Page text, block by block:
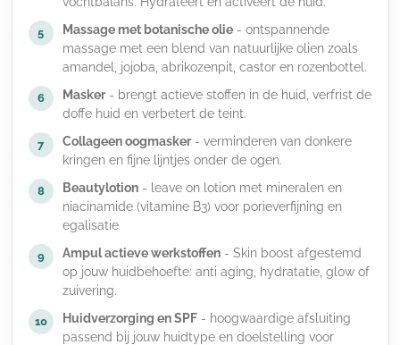
5 Massage met botanische olie- ontspannende
massage met een blend van natuurlijke olien zoals
amandel, jojoba, abrikozenpit, castor en rozenbottel.
6 Masker- brengt actieve stoffen in de huid, verfrist de
doffe huid en verbetert de teint.
7 Collageen oogmasker- verminderen van donkere
kringen en fijne lijntjes onder de ogen.
8 Beautylotion- leave on lotion met mineralen en
niacinamide (vitamine B3) voor porieverfijning en
egalisatie
9 Ampul actieve werkstoffen- Skin boost afgestemd
op jouw huidbehoefte: anti aging, hydratatie, glow of
zuivering.
10 Huidverzorging en SPF- hoogwaardige afsluiting
passend bij jouw huidtype en doelstelling voor